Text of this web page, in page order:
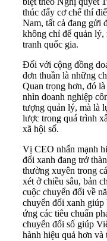
thúc đẩy cơ chế thí
Nam, tất cả đang gửi
không chỉ để quản lý,
tranh quốc gia.
Đối với cộng đồng
đơn thuần là những
Quan trọng hơn, đó
nhìn doanh nghiệp
tượng quản lý, mà là
lược trong quá trình
xã hội số.
Vị CEO nhấn mạnh
đổi xanh đang trở
thường xuyên trong
xét ở chiều sâu, bản
cuộc chuyển đổi về
chuyển đổi xanh giúp
ứng các tiêu chuẩn
chuyển đổi số giúp
hành hiệu quả hơn